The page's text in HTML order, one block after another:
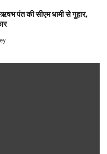
पंत की सीएम धामी से गुहार,